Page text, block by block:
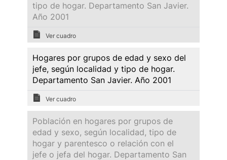
tipo de hogar. Departamento San Javier.
Año 2001
Ver cuadro
Hogares por grupos de edad y sexo del
jefe, según localidad y tipo de hogar.
Departamento San Javier. Año 2001
Ver cuadro
Población en hogares por grupos de
edad y sexo, según localidad, tipo de
hogar y parentesco o relación con el
jefe o jefa del hogar. Departamento San